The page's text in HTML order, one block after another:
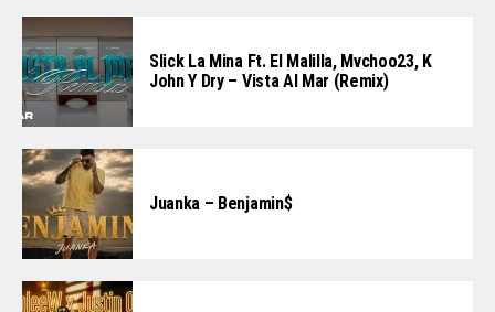
Slick La Mina Ft. El Malilla, Mvchoo23, K
John Y Dry – Vista Al Mar (Remix)
Juanka – Benjamin$